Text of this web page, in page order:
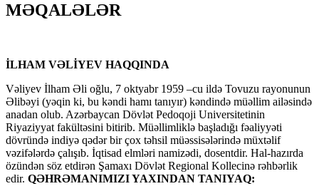
MƏQALƏLƏR
İLHAM VƏLİYEV HAQQINDA
Vəliyev İlham Əli oğlu, 7 oktyabr 1959 –cu ildə Tovuzu rayonunun
Əlibəyi (yəqin ki, bu kəndi hamı tanıyır) kəndində müəllim ailəsində
anadan olub. Azərbaycan Dövlət Pedoqoji Universitetinin
Riyaziyyat fakültəsini bitirib. Müəllimliklə başladığı fəaliyyəti
dövründə indiyə qədər bir çox təhsil müəssisələrində müxtəlif
vəzifələrdə çalışıb. İqtisad elmləri namizədi, dosentdir. Hal-hazırda
özündən söz etdirən Şamaxı Dövlət Regional Kollecinə rəhbərlik
edir. QƏHRƏMANIMIZI YAXINDAN TANIYAQ: